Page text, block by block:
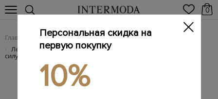
0
Главная Женщинам / Женская одежда / Женские брюки
/ Леггинсы в байкерском стиле с эффектом моделирования
силуэта
Персональная скидка на
первую покупку
10%